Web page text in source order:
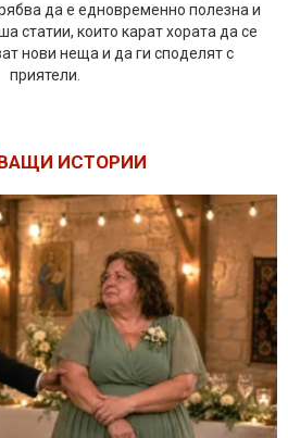
да е едновременно полезна и
статии, които карат хората да се
нови неща и да ги споделят с
приятели.
ИСТОРИИ